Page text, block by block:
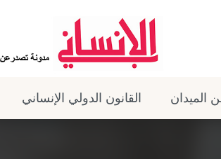
الميدان القانون الدولي الإنساني